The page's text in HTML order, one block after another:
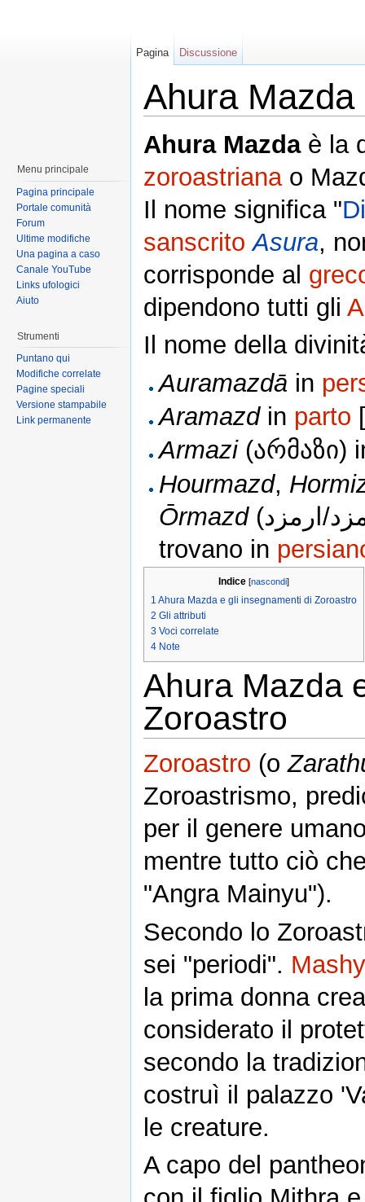
Ahura Mazda
Ahura Mazdaè la
zoroastrianao
Il nome significa "
sanscrito Asura,
corrisponde al
dipendono tutti gli
Il nome della
Auramazdā in
Aramazdin parto
Armazi(არმაზი)
Hourmazd,
Ōrmazd(اورمزد/ارمزد) sono traslitterazioni che si
trovano in
Indice [nascondi]
1 Ahura Mazda e gli insegnamenti di Zoroastro
2 Gli attributi
3 Voci correlate
4 Note
Ahura Mazda
Zoroastro
Zoroastro (o
Zoroastrismo,
per il genere
mentre tutto ciò
"Angra Mainyu").
Secondo lo
sei "periodi".
la prima donna
considerato il
secondo la
costruì il palazzo
le creature.
A capo del
Pagina Discussione
Menu principale
Pagina principale
Portale comunità
Forum
Ultime modifiche
Una pagina a caso
Canale YouTube
Links ufologici
Aiuto
Strumenti
Puntano qui
Modifiche correlate
Pagine speciali
Versione stampabile
Link permanente